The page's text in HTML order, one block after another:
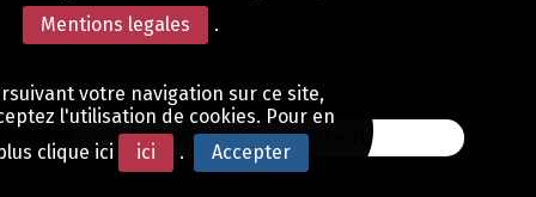
Mentions legales
.
www.codesremise.fr
votre navigation sur ce site,
l'utilisation de cookies. Pour en
clique ici
ici . Accepter